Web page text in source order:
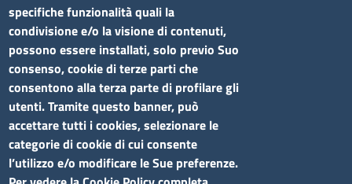
Siti tematici
Elenco siti tematici
Seguici su
Sito web
specifiche funzionalità quali la
condivisione e/o la visione di contenuti,
possono essere installati, solo previo Suo
consenso, cookie di terze parti che
consentono alla terza parte di profilare gli
utenti. Tramite questo banner, può
accettare tutti i cookies, selezionare le
categorie di cookie di cui consente
l’utilizzo e/o modificare le Sue preferenze.